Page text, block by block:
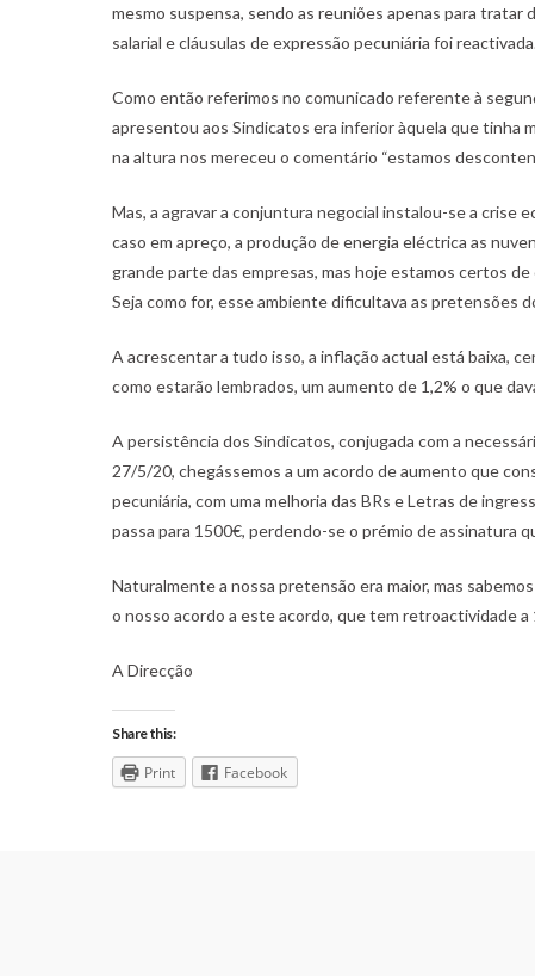
mesmo suspensa, sendo as reuniões apenas para tratar
salarial e cláusulas de expressão pecuniária foi
Como então referimos no comunicado referente à
apresentou aos Sindicatos era inferior àquela que tinha
na altura nos mereceu o comentário “estamos
Mas, a agravar a conjuntura negocial instalou-se a crise
caso em apreço, a produção de energia eléctrica as
grande parte das empresas, mas hoje estamos certos
Seja como for, esse ambiente dificultava as pretensões
A acrescentar a tudo isso, a inflação actual está baixa,
como estarão lembrados, um aumento de 1,2% o que
A persistência dos Sindicatos, conjugada com a
27/5/20, chegássemos a um acordo de aumento que
pecuniária, com uma melhoria das BRs e Letras de
passa para 1500€, perdendo-se o prémio de assinatura
Naturalmente a nossa pretensão era maior, mas
o nosso acordo a este acordo, que tem retroactividade a
A Direcção
Share this:
Print Facebook